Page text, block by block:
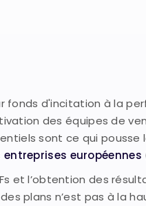
fonds d'incitation à la
des équipes de
sont ce qui
entreprises européennes
et l’obtention des
plans n’est pas à la